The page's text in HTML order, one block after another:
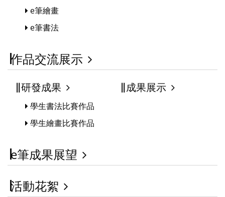
e筆繪畫
e筆書法
作品交流展示
研發成果 成果展示
學生書法比賽作品
學生繪畫比賽作品
e筆成果展望
活動花絮